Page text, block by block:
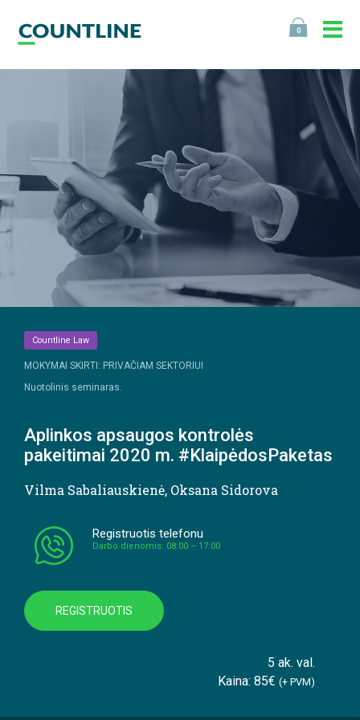
0
Countline Law
MOKYMAI SKIRTI: PRIVAČIAM SEKTORIUI
Nuotolinis seminaras.
Aplinkos apsaugos kontrolės
pakeitimai 2020 m. #KlaipėdosPaketas
Vilma Sabaliauskienė, Oksana Sidorova
Registruotis telefonu
Darbo dienomis: 08:00 – 17:00
REGISTRUOTIS
5 ak. val.
Kaina: 85€ (+ PVM)